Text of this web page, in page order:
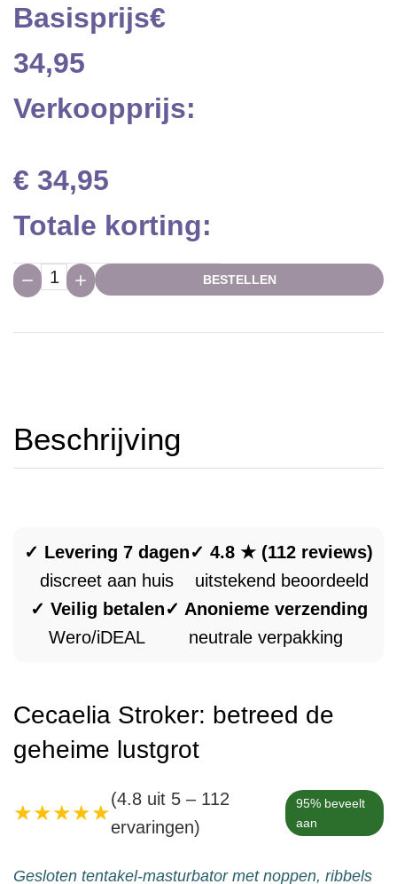
Basisprijs€
34,95
Verkoopprijs:
€ 34,95
Totale korting:
Hoeveelheid: BESTELLEN
Beschrijving
✓ Levering 7 dagen
discreet aan huis
✓ 4.8 ★ (112 reviews)
uitstekend beoordeeld
✓ Veilig betalen
Wero/iDEAL
✓ Anonieme verzending
neutrale verpakking
Cecaelia Stroker: betreed de
geheime lustgrot
★★★★★
(4.8 uit 5 – 112
ervaringen)
95% beveelt
aan
Gesloten tentakel-masturbator met noppen, ribbels